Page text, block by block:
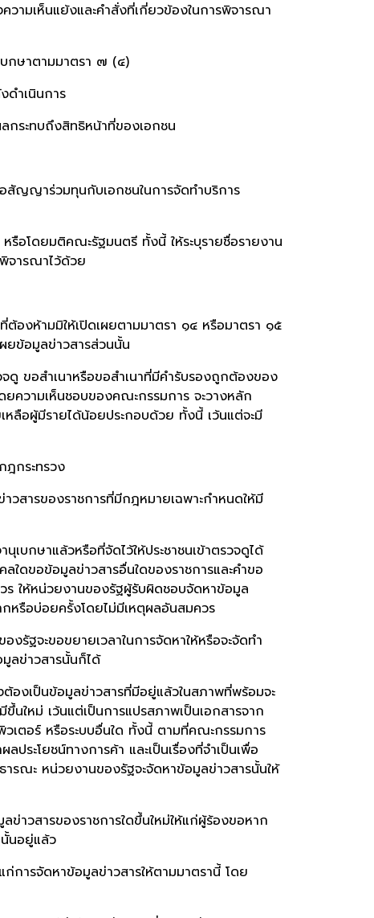
ามเห็นแย้งและคำสั่งที่เกี่ยวข้องในการพิจารณา
บกษาตามมาตรา ๗ (๔)
ดำเนินการ
กระทบถึงสิทธิหน้าที่ของเอกชน
ญาร่วมทุนกับเอกชนในการจัดทำบริการ
โดยมติคณะรัฐมนตรี ทั้งนี้ ให้ระบุรายชื่อรายงาน
จารณาไว้ด้วย
ต้องห้ามมิให้เปิดเผยตามมาตรา ๑๔ หรือมาตรา ๑๕
ยข้อมูลข่าวสารส่วนนั้น
ดู ขอสำเนาหรือขอสำเนาที่มีคำรับรองถูกต้องของ
ความเห็นชอบของคณะกรรมการ จะวางหลัก
หลือผู้มีรายได้น้อยประกอบด้วย ทั้งนี้ เว้นแต่จะมี
ฎกระทรวง
สารของราชการที่มีกฎหมายเฉพาะกำหนดให้มี
บกษาแล้วหรือที่จัดไว้ให้ประชาชนเข้าตรวจดูได้
ใดขอข้อมูลข่าวสารอื่นใดของราชการและคำขอ
ร ให้หน่วยงานของรัฐผู้รับผิดชอบจัดหาข้อมูล
หรือบ่อยครั้งโดยไม่มีเหตุผลอันสมควร
รัฐจะขอขยายเวลาในการจัดหาให้หรือจะจัดทำ
ลข่าวสารนั้นก็ได้
องเป็นข้อมูลข่าวสารที่มีอยู่แล้วในสภาพที่พร้อมจะ
นใหม่ เว้นแต่เป็นการแปรสภาพเป็นเอกสารจาก
เตอร์ หรือระบบอื่นใด ทั้งนี้ ตามที่คณะกรรมการ
ระโยชน์ทางการค้า และเป็นเรื่องที่จำเป็นเพื่อ
ารณะ หน่วยงานของรัฐจะจัดหาข้อมูลข่าวสารนั้นให้
าวสารของราชการใดขึ้นใหม่ให้แก่ผู้ร้องขอหาก
นอยู่แล้ว
การจัดหาข้อมูลข่าวสารให้ตามมาตรานี้ โดย